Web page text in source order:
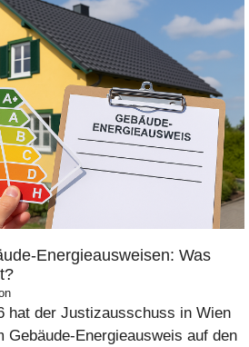
Energieausweisen: Was
hat der Justizausschuss in Wien
Gebäude-Energieausweis auf den